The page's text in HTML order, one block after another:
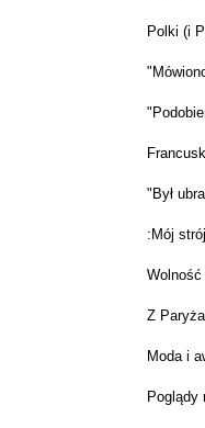
Polki (i
"Był
:Mój
Z
Moda i
Poglądy